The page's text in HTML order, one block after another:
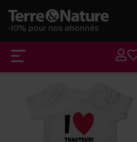
-10% pour nos abonnés